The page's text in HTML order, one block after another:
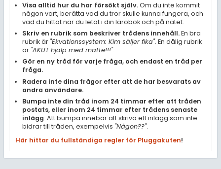
Visa alltid hur du har försökt själv.Om du inte kommit
någon vart, berätta vad du tror skulle kunna fungera, och
vad du hittat när du letat i din lärobok och på nätet.
Skriv en rubrik som beskriver trådens innehåll.En bra
rubrik är "Ekvationssystem: Kim säljer fika". En dålig rubrik
är "AKUT hjälp med matte!!!".
Gör en ny tråd för varje fråga, och endast en tråd per
fråga.
Radera inte dina frågor efter att de har besvarats av
andra användare.
Bumpa inte din tråd inom 24 timmar efter att tråden
postats, eller inom 24 timmar efter trådens senaste
inlägg. Att bumpa innebär att skriva ett inlägg som inte
bidrar till tråden, exempelvis "Någon??".
Här hittar du fullständiga regler för Pluggakuten!
Övriga diskussioner
Livehjälpen
Regler
För lärare
3 inloggade
Om Pluggakuten